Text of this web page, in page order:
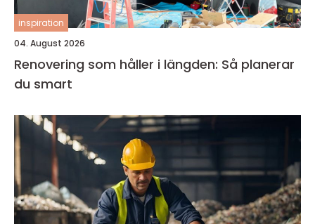
inspiration
04. August 2026
Renovering som håller i längden: Så planerar
du smart